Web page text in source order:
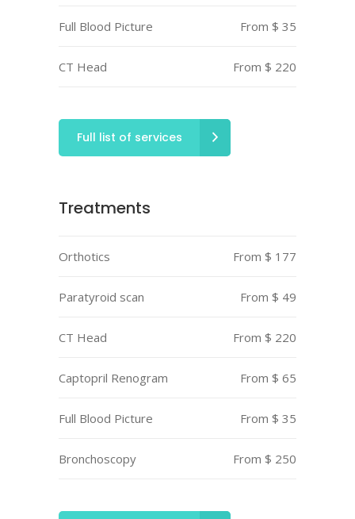
Full Blood Picture From $ 35
CT Head From $ 220
Full list of services
Treatments
Orthotics From $ 177
Paratyroid scan From $ 49
CT Head From $ 220
Captopril Renogram From $ 65
Full Blood Picture From $ 35
Bronchoscopy From $ 250